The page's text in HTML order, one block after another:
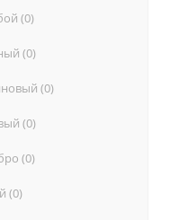
(0)
(0
(0
( 0)
)
(0
(0)
(0)
(0)
(0)
(0)
(0)